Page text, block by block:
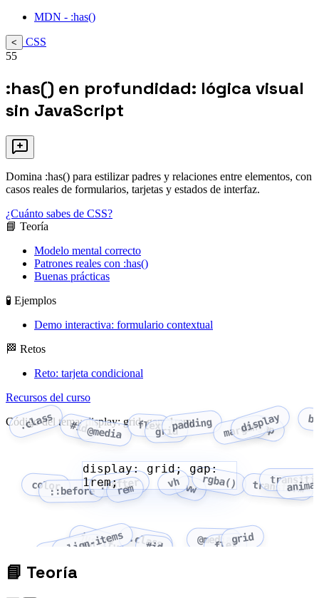
MDN - :has()
<
CSS
55
:has() en profundidad: lógica visual
sin JavaScript
Domina :has() para estilizar padres y relaciones entre elementos, con
casos reales de formularios, tarjetas y estados de interfaz.
¿Cuánto sabes de CSS?
📘 Teoría
Modelo mental correcto
Patrones reales con :has()
Buenas prácticas
🧪 Ejemplos
Demo interactiva: formulario contextual
🏁 Retos
Reto: tarjeta condicional
Recursos del curso
Código del tema: display: grid; gap: 1rem;
.class #id@media flexgridpadding margindisplay
gap
color::before ::after
rem vh vw rgba() transform
flex-wrap
align-items
justify-content
.class
#id
@mediaflexgrid
display: grid; gap:
1rem;
📘 Teoría